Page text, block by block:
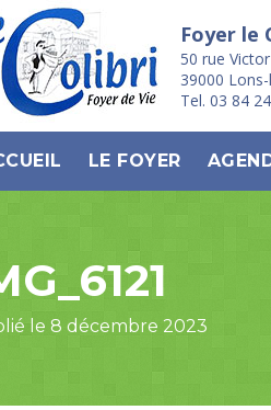
Foyer le
50 rue
39000
Tel. 03 84
LE FOYER
le 8 décembre 2023